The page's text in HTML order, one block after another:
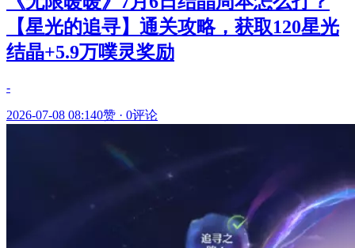
【星光的追寻】通关攻略，获取120星光
结晶+5.9万噗灵奖励
-
2026-07-08 08:140赞 · 0评论